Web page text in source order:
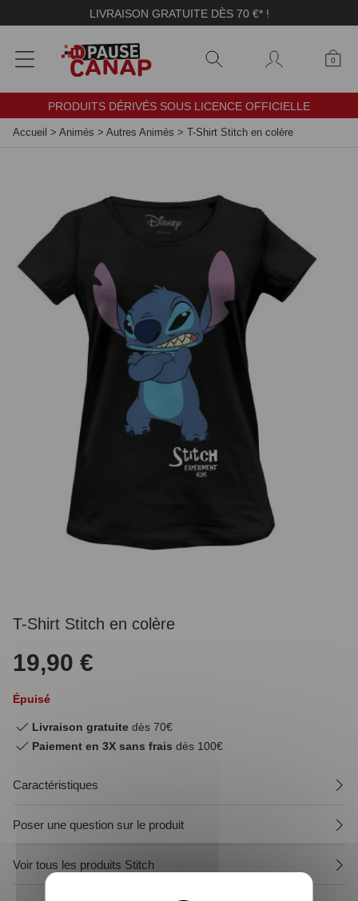
LIVRAISON GRATUITE DÈS 70 €* !
0
PRODUITS DÉRIVÉS SOUS LICENCE OFFICIELLE
Accueil > Animés > Autres Animés > T-Shirt Stitch en colère
T-Shirt Stitch en colère
19,90 €
Épuisé
Livraison gratuite dès 70€
Paiement en 3X sans frais dès 100€
Caractéristiques
Poser une question sur le produit
Voir tous les produits Stitch
Panneau de gestion des cookies